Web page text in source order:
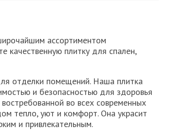
ассортиментом
качественную плитку для спален,
отделки помещений. Наша плитка
и безопасностью для здоровья
во всех современных
тепло, уют и комфорт. Она украсит
и привлекательным.